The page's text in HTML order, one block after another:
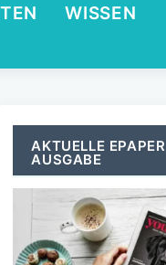
WISSEN
AKTUELLE EPAPER
AUSGABE